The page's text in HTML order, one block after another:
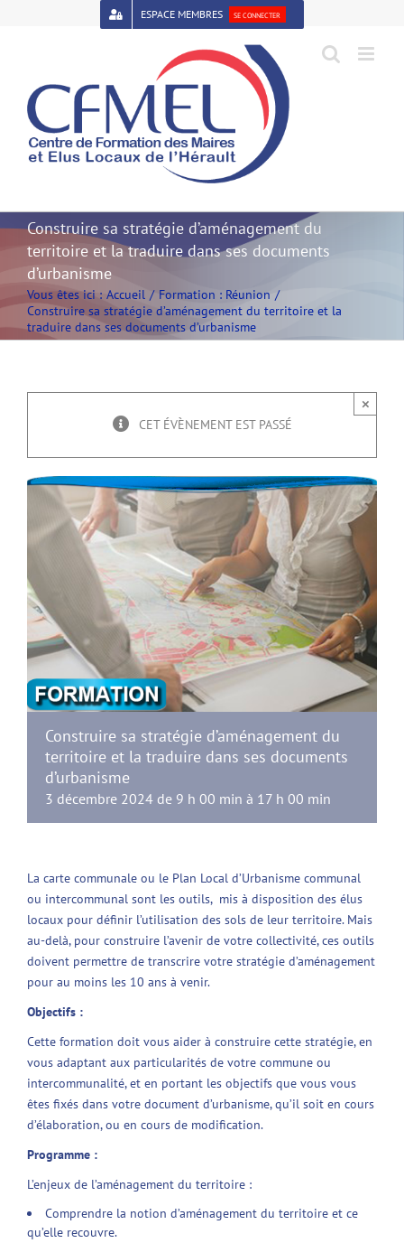
Open toolbar
ESPACE MEMBRES SE CONNECTER
Construire sa stratégie d’aménagement du
territoire et la traduire dans ses documents
d’urbanisme
Vous êtes ici : Accueil
Formation : Réunion
Construire sa stratégie d’aménagement du territoire et la
traduire dans ses documents d’urbanisme
CET ÉVÈNEMENT EST PASSÉ
×
Construire sa stratégie d’aménagement du
territoire et la traduire dans ses documents
d’urbanisme
3 décembre 2024 de 9 h 00 min à 17 h 00 min
La carte communale ou le Plan Local d’Urbanisme communal
ou intercommunal sont les outils, mis à disposition des élus
locaux pour définir l’utilisation des sols de leur territoire. Mais
au-delà, pour construire l’avenir de votre collectivité, ces outils
doivent permettre de transcrire votre stratégie d’aménagement
pour au moins les 10 ans à venir.
Objectifs :
Cette formation doit vous aider à construire cette stratégie, en
vous adaptant aux particularités de votre commune ou
intercommunalité, et en portant les objectifs que vous vous
êtes fixés dans votre document d’urbanisme, qu’il soit en cours
d’élaboration, ou en cours de modification.
Programme :
L’enjeux de l’aménagement du territoire :
Comprendre la notion d’aménagement du territoire et ce
qu’elle recouvre.